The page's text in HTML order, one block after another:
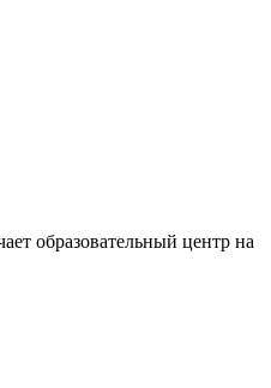
образовательный центр на